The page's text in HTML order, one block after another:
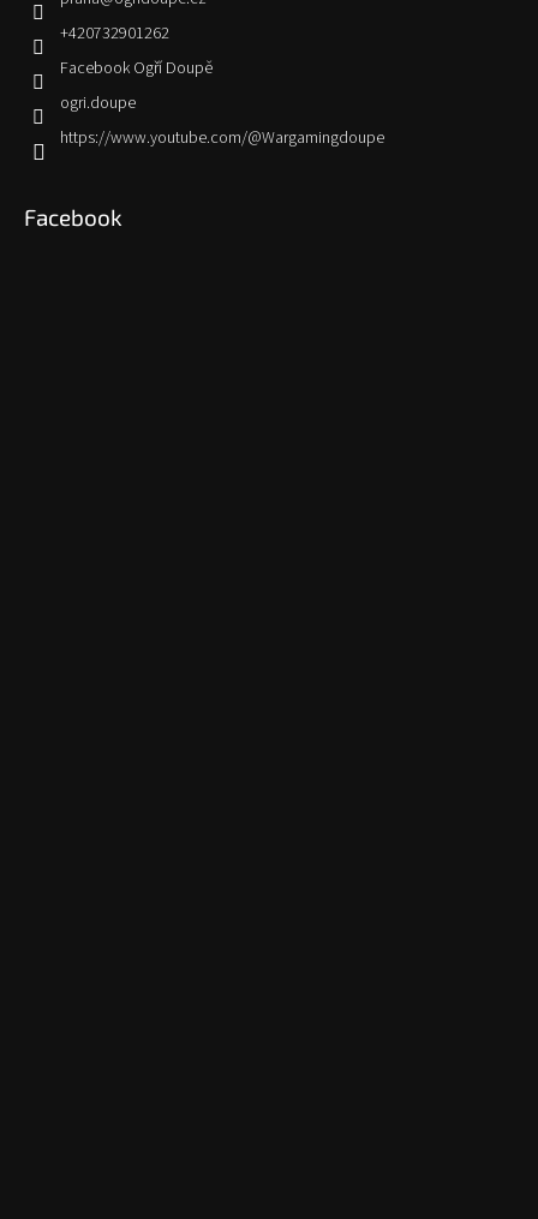
+420732901262
Facebook Ogří Doupě
ogri.doupe
https://www.youtube.com/@Wargamingdoupe
Facebook